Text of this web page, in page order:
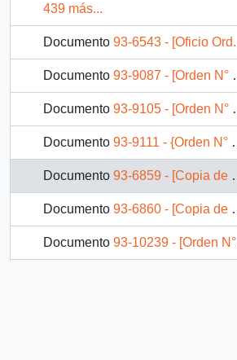
439 más...
Documento 93-6543 - [Oficio Ord. N° 608 de Ministro de Educación, informa]
Documento 93-9087 - [Orden N° 05/00519 del Ministerio de Educación]
Documento 93-9105 - [Orden N° 4515 del Registro Civil]
Documento 93-9111 - {Orden N° 3655 de la Subsecretaría del Ministerio de Salud]
Documento 93-6859 - [Copia de Oficio Ord. N° 1127 de Ministro de Obras Públicas, informa]
Documento 93-6860 - [Copia de Oficio Ord. N° 1132 de Ministro de Obras Públicas, informa]
Documento 93-10239 - [Orden N° 1410 del SEREMI de Vivienda y Urbanismo]